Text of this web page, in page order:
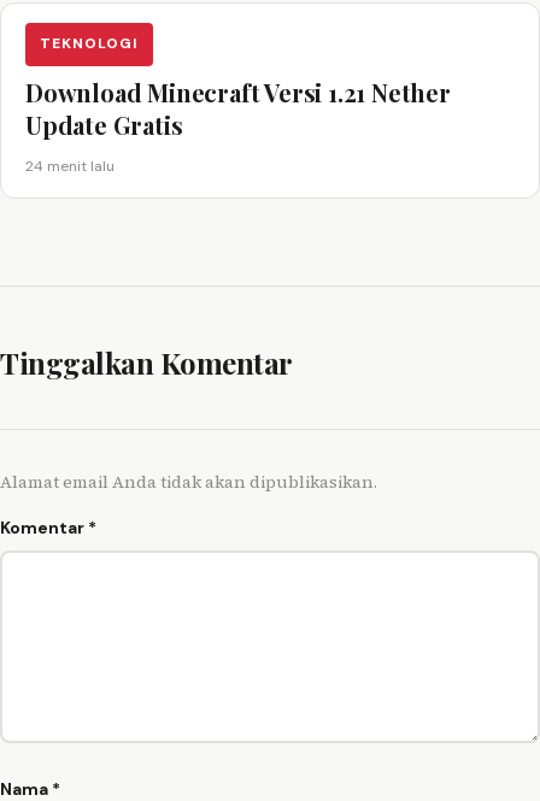
TEKNOLOGI
Download Minecraft Versi 1.21 Nether
Update Gratis
24 menit lalu
Tinggalkan Komentar
Alamat email Anda tidak akan dipublikasikan.
Komentar *
Nama *